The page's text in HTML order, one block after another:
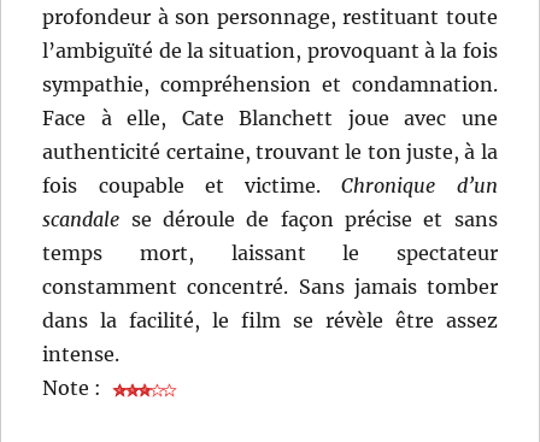
profondeur à son personnage, restituant toute
l’ambiguïté de la situation, provoquant à la fois
sympathie, compréhension et condamnation.
Face à elle, Cate Blanchett joue avec une
authenticité certaine, trouvant le ton juste, à la
fois coupable et victime.Chronique d’un
scandale se déroule de façon précise et sans
temps mort, laissant le spectateur
constamment concentré. Sans jamais tomber
dans la facilité, le film se révèle être assez
intense.
Note :